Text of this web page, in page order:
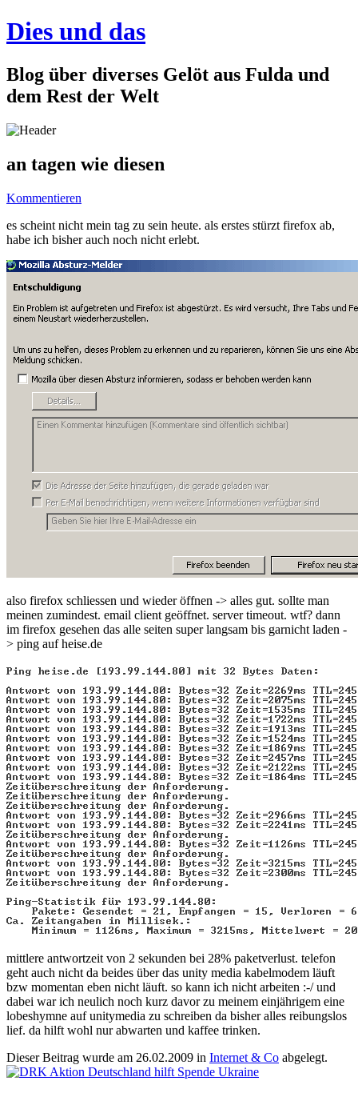
Dies und das
Blog über diverses Gelöt aus Fulda und
dem Rest der Welt
an tagen wie diesen
Kommentieren
es scheint nicht mein tag zu sein heute. als erstes stürzt firefox ab,
habe ich bisher auch noch nicht erlebt.
also firefox schliessen und wieder öffnen -> alles gut. sollte man
meinen zumindest. email client geöffnet. server timeout. wtf? dann
im firefox gesehen das alle seiten super langsam bis garnicht laden -
> ping auf heise.de
mittlere antwortzeit von 2 sekunden bei 28% paketverlust. telefon
geht auch nicht da beides über das unity media kabelmodem läuft
bzw momentan eben nicht läuft. so kann ich nicht arbeiten :-/ und
dabei war ich neulich noch kurz davor zu meinem einjährigem eine
lobeshymne auf unitymedia zu schreiben da bisher alles reibungslos
lief. da hilft wohl nur abwarten und kaffee trinken.
Dieser Beitrag wurde am 26.02.2009 in Internet & Co abgelegt.